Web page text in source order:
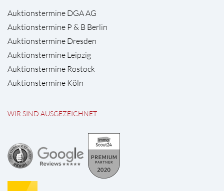
Auktionstermine DGA AG
Auktionstermine P & B Berlin
Auktionstermine Dresden
Auktionstermine Leipzig
Auktionstermine Rostock
Auktionstermine Köln
WIR SIND AUSGEZEICHNET